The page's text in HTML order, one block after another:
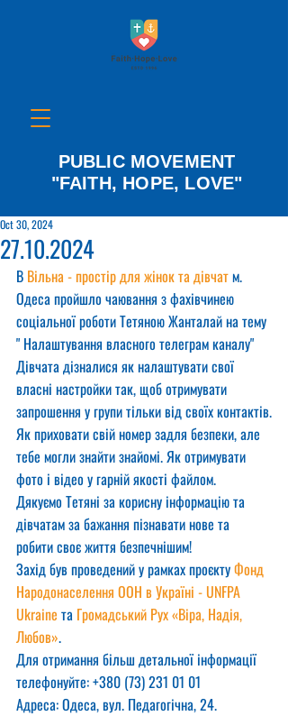
PUBLIC MOVEMENT
"FAITH, HOPE, LOVE"
27.10.2024
Oct 30, 2024
В Вільна - простір для жінок та дівчат м.
Одеса пройшло чаювання з фахівчинею
соціальної роботи Тетяною Жанталай на тему
" Налаштування власного телеграм каналу"
Дівчата дізналися як налаштувати свої
власні настройки так, щоб отримувати
запрошення у групи тільки від своїх контактів.
Як приховати свій номер задля безпеки, але
тебе могли знайти знайомі. Як отримувати
фото і відео у гарній якості файлом.
Дякуємо Тетяні за корисну інформацію та
дівчатам за бажання пізнавати нове та
робити своє життя безпечнішим!
Захід був проведений у рамках проєкту Фонд
Народонаселення ООН в Україні - UNFPA
Ukraine та Громадський Рух «Віра, Надія,
Любов».
Для отримання більш детальної інформації
телефонуйте: +380 (73) 231 01 01
Адреса: Одеса, вул. Педагогічна, 24.